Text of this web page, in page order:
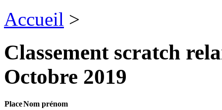
Accueil >
Classement scratch
Octobre 2019
PlaceNom prénom